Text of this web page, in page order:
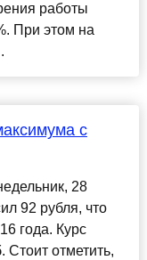
работы
При этом на
с
28
92 рубля, что
года. Курс
Стоит отметить,